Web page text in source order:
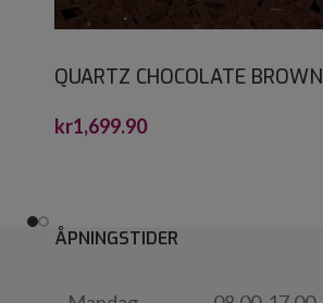
QUARTZ CHOCOLATE BROWN
kr1,699.90
ÅPNINGSTIDER